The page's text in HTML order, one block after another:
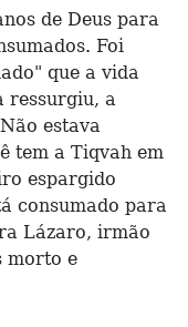
de Deus para
Foi
que a vida
ressurgiu, a
estava
tem a Tiqvah em
espargido
consumado para
Lázaro, irmão
morto e